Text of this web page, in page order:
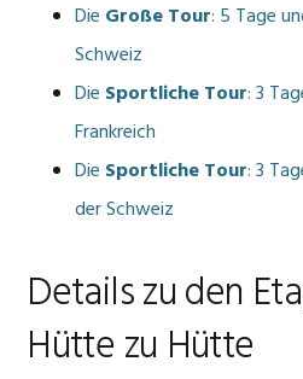
Die Große Tour: 5 Tage
Schweiz
Die Sportliche Tour: 3
Frankreich
Die Sportliche Tour: 3
der Schweiz
Details zu den
Hütte zu Hütte